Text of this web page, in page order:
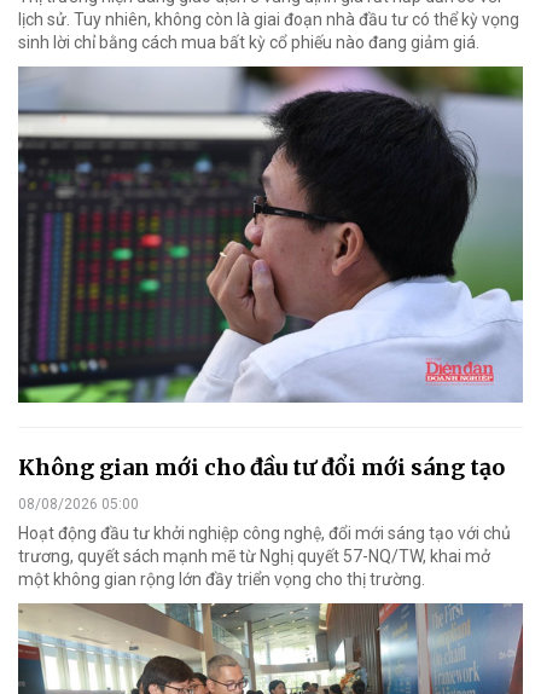
lịch sử. Tuy nhiên, không còn là giai đoạn nhà đầu tư có thể kỳ vọng
sinh lời chỉ bằng cách mua bất kỳ cổ phiếu nào đang giảm giá.
Không gian mới cho đầu tư đổi mới sáng tạo
08/08/2026 05:00
Hoạt động đầu tư khởi nghiệp công nghệ, đổi mới sáng tạo với chủ
trương, quyết sách mạnh mẽ từ Nghị quyết 57-NQ/TW, khai mở
một không gian rộng lớn đầy triển vọng cho thị trường.